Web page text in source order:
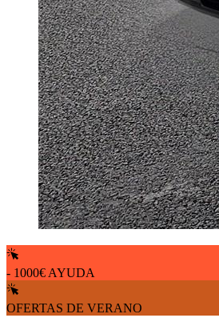
- 1000€ AYUDA
OFERTAS DE VERANO